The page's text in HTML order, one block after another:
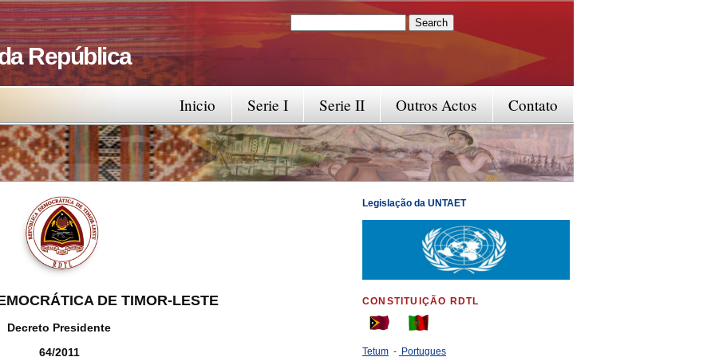
República
Search form
Contato
Outros Actos
Serie II
Serie I
Inicio
DE TIMOR-LESTE
Decreto Presidente
64/2011
Legislação da UNTAET
CONSTITUIÇÃO RDTL
Tetum - Portugues